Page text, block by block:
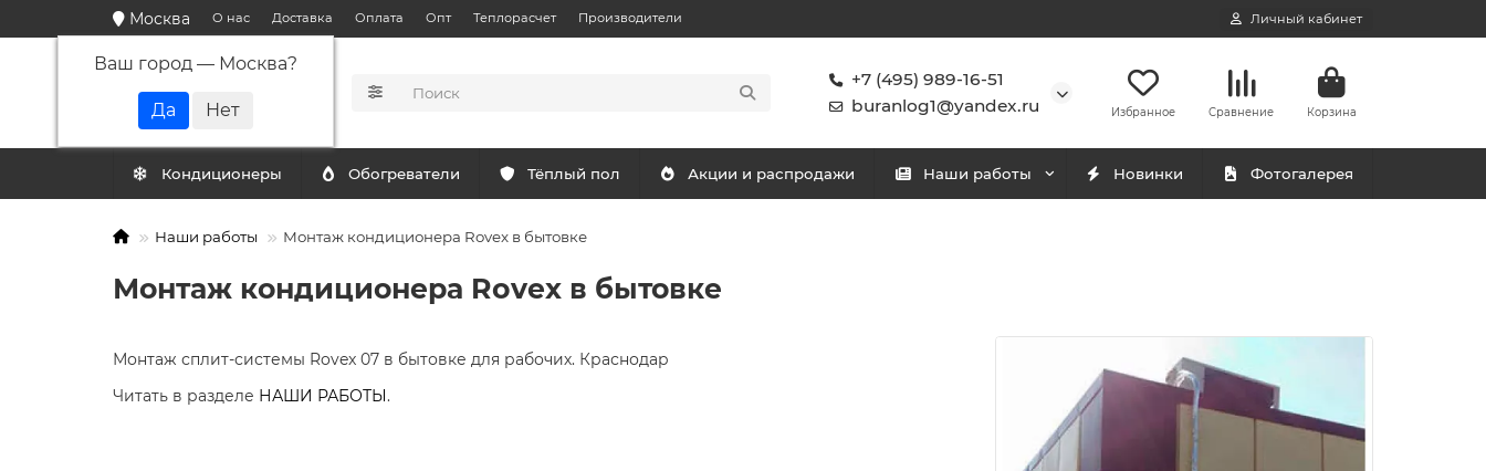
Москва
Ваш город — Москва?
О нас Доставка Оплата Опт Теплорасчет Производители Личный кабинет
+7 (495) 989-16-51
buranlog1@yandex.ru
Избранное Сравнение Корзина
Кондиционеры Обогреватели Тёплый пол Акции и распродажи Наши работы Новинки Фотогалерея
Наши работы Монтаж кондиционера Rovex в бытовке
Монтаж кондиционера Rovex в бытовке
Монтаж сплит-системы Rovex 07 в бытовке для рабочих. Краснодар
Читать в разделе НАШИ РАБОТЫ.